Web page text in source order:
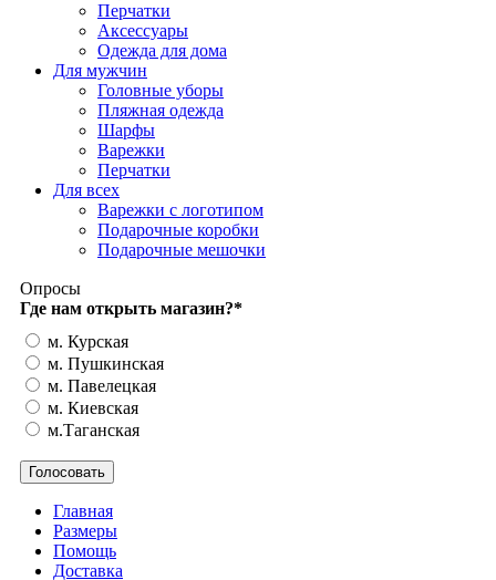
Перчатки
Аксессуары
Одежда для дома
Для мужчин
Головные уборы
Пляжная одежда
Шарфы
Варежки
Перчатки
Для всех
Варежки с логотипом
Подарочные коробки
Подарочные мешочки
Опросы
Где нам открыть магазин?*
м. Курская
м. Пушкинская
м. Павелецкая
м. Киевская
м.Таганская
Главная
Размеры
Помощь
Доставка